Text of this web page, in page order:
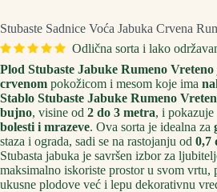
Stubaste Sadnice Voća Jabuka Crvena
Odlična sorta i lako
Plod Stubaste Jabuke Rumeno Vreteno
crvenom pokožicom i mesom koje ima
Stablo Stubaste Jabuke Rumeno
bujno, visine od 2 do 3 metra, i pokazuje
bolesti i mrazeve. Ova sorta je idealna za
staza i ograda, sadi se na rastojanju od 0,7
Stubasta jabuka je savršen izbor za
maksimalno iskoriste prostor u svom vrtu,
ukusne plodove već i lepu dekorativnu